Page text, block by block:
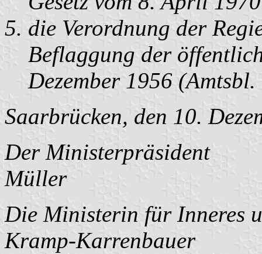
die Verordnung der
Beflaggung der
Dezember 1956
Saarbrücken, den 10.
Der Ministerpräsident
Müller
Die Ministerin für Inneres
Kramp-Karrenbauer